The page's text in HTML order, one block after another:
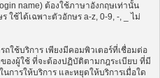
name) ต้องใช้ภาษาอังกฤษเท่านั้น
ใช้ได้เฉพาะตัวอักษร a-z, 0-9, -, _ ไม่
ใช้บริการ เพียงมีคอมพิวเตอร์ที่เชื่อมต่อ
องผู้ใช้ ที่จะต้องปฏิบัติตามกฎระเบียบ ที่มี
การให้บริการ และหยุดให้บริการเมื่อใด